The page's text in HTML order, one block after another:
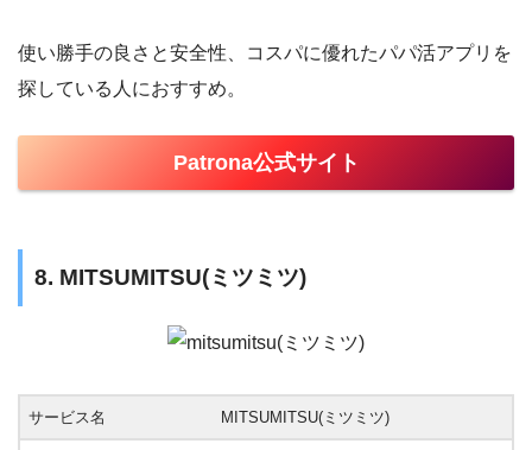
使い勝手の良さと安全性、コスパに優れたパパ活アプリを
探している人におすすめ。
Patrona公式サイト
8. MITSUMITSU(ミツミツ)
サービス名 MITSUMITSU(ミツミツ)